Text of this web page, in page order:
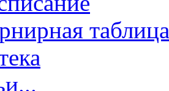
таблица